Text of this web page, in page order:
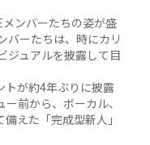
ンバーたちの姿が盛
バーたちは、時にカリ
ジュアルを披露して目
トが約4年ぶりに披露
前から、ボーカル、
えた「完成型新人」